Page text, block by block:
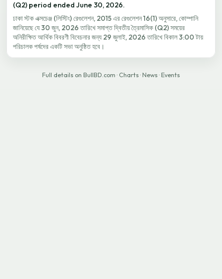
(Q2) period ended June 30, 2026.
ঢাকা স্টক এক্সচেঞ্জ (লিস্টিং) রেগুলেশন, 2015 এর রেগুলেশন 16(1) অনুসারে, কোম্পানি
জানিয়েছে যে 30 জুন, 2026 তারিখে সমাপ্ত দ্বিতীয় ত্রৈমাসিক (Q2) সময়ের
অনিরীক্ষিত আর্থিক বিবরণী বিবেচনার জন্য 29 জুলাই, 2026 তারিখে বিকাল 3:00 টায়
পরিচালক পর্ষদের একটি সভা অনুষ্ঠিত হবে।
Full details on BullBD.com · Charts · News · Events